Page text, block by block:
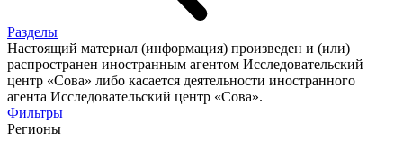
Разделы
Настоящий материал (информация) произведен и (или)
распространен иностранным агентом Исследовательский
центр «Сова» либо касается деятельности иностранного
агента Исследовательский центр «Сова».
Фильтры
Регионы